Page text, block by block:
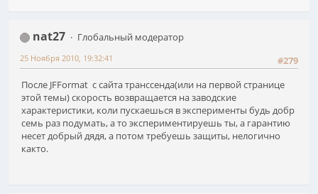
nat27
Глобальный модератор
#279
25 Ноября 2010, 19:32:41
После JFFormat с сайта транссенда(или на первой странице
этой темы) скорость возвращается на заводские
характеристики, коли пускаешься в эксперименты будь добр
семь раз подумать, а то экспериментируешь ты, а гарантию
несет добрый дядя, а потом требуешь защиты, нелогично
както.